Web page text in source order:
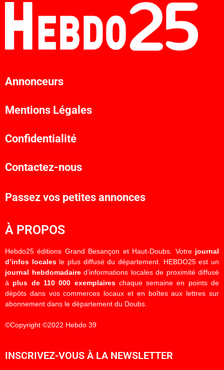
Annonceurs
Mentions Légales
Confidentialité
Contactez-nous
Passez vos petites annonces
À PROPOS
Hebdo25 éditions Grand Besançon et Haut-Doubs. Votre journal
d’infos localesle plus diffusé du département. HEBDO25 est un
journal hebdomadaired’informations locales de proximité diffusé
à plus de 110 000 exemplaireschaque semaine en points de
dépôts dans vos commerces locaux et en boîtes aux lettres sur
abonnement dans le département du Doubs.
©Copyright ©2022 Hebdo 39
INSCRIVEZ-VOUS À LA NEWSLETTER